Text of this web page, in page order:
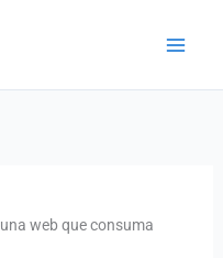
web que consuma